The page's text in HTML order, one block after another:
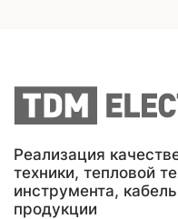
Реализация
техники, тепловой
инструмента,
продукции